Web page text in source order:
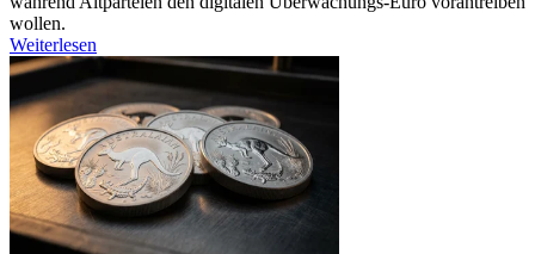
wollen.
Weiterlesen